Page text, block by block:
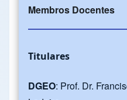
Membros Docentes
Titulares
DGEO: Prof. Dr.